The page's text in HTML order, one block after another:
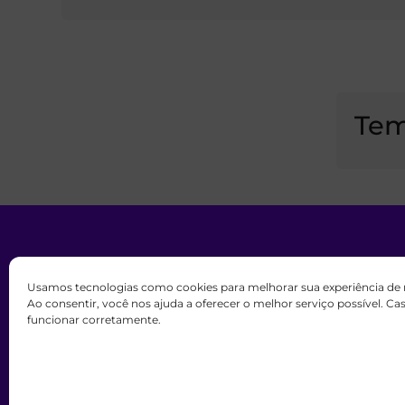
Usamos tecnologias como cookies para melhorar sua experiência
Ao consentir, você nos ajuda a oferecer o melhor serviço possível.
funcionar corretamente.
Todos os direitos reservados.